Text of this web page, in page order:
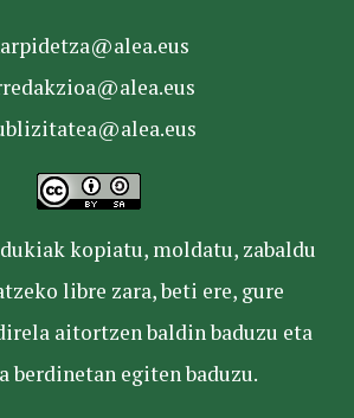
kopiatu, moldatu, zabaldu
libre zara, beti ere, gure
aitortzen baldin baduzu eta
berdinetan egiten baduzu.